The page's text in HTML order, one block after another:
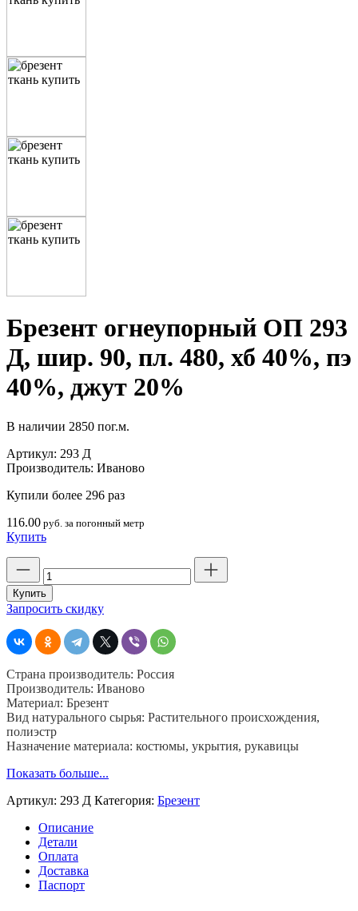
Брезент огнеупорный ОП 293
Д, шир. 90, пл. 480, хб 40%, пэ
40%, джут 20%
В наличии 2850 пог.м.
Артикул: 293 Д
Производитель: Иваново
Купили более 296 раз
116.00 руб. за погонный метр
Купить
товара
Брезент
огнеупорный
293
Д,
90,
пл.
480,
хб
40%,
пэ
джут
20%
Купить
Запросить скидку
Страна производитель: Россия
Производитель: Иваново
Материал: Брезент
Вид натурального сырья: Растительного происхождения,
полиэстр
Назначение материала: костюмы, укрытия, рукавицы
Показать больше...
Артикул: 293 Д Категория: Брезент
Описание
Детали
Оплата
Доставка
Паспорт